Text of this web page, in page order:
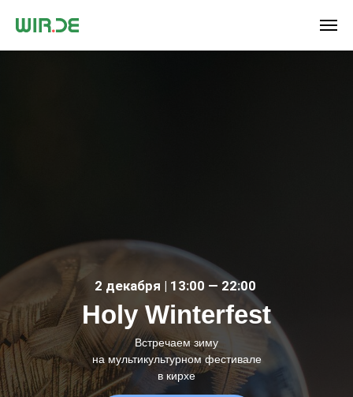
Holy Winterfest
Встречаем зиму
на мультикультурном фестивале
в кирхе
2 декабря | 13:00 — 22:00